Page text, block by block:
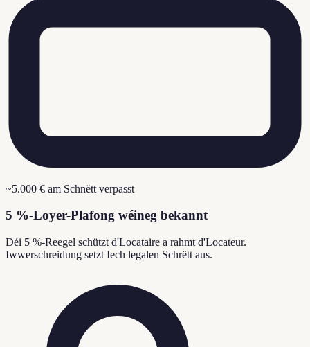
~5.000 € am Schnëtt verpasst
5 %-Loyer-Plafong wéineg bekannt
Déi 5 %-Reegel schützt d'Locataire a rahmt d'Locateur.
Iwwerschreidung setzt Iech legalen Schrëtt aus.